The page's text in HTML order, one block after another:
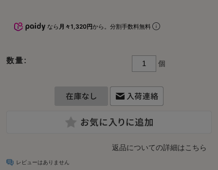
なら 月々1,320円から。分割手数料無料
数量: 個
返品についての詳細はこちら
レビューはありません